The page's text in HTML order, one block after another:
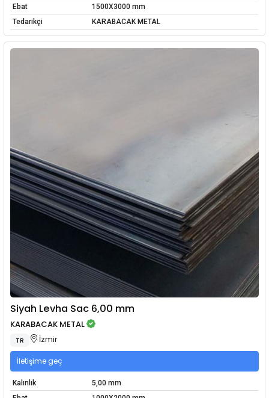
Ebat
1500X3000 mm
Tedarikçi
KARABACAK METAL
Siyah Levha Sac 6,00 mm
KARABACAK METAL
TR İzmir
İletişime geç
Kalınlık
5,00 mm